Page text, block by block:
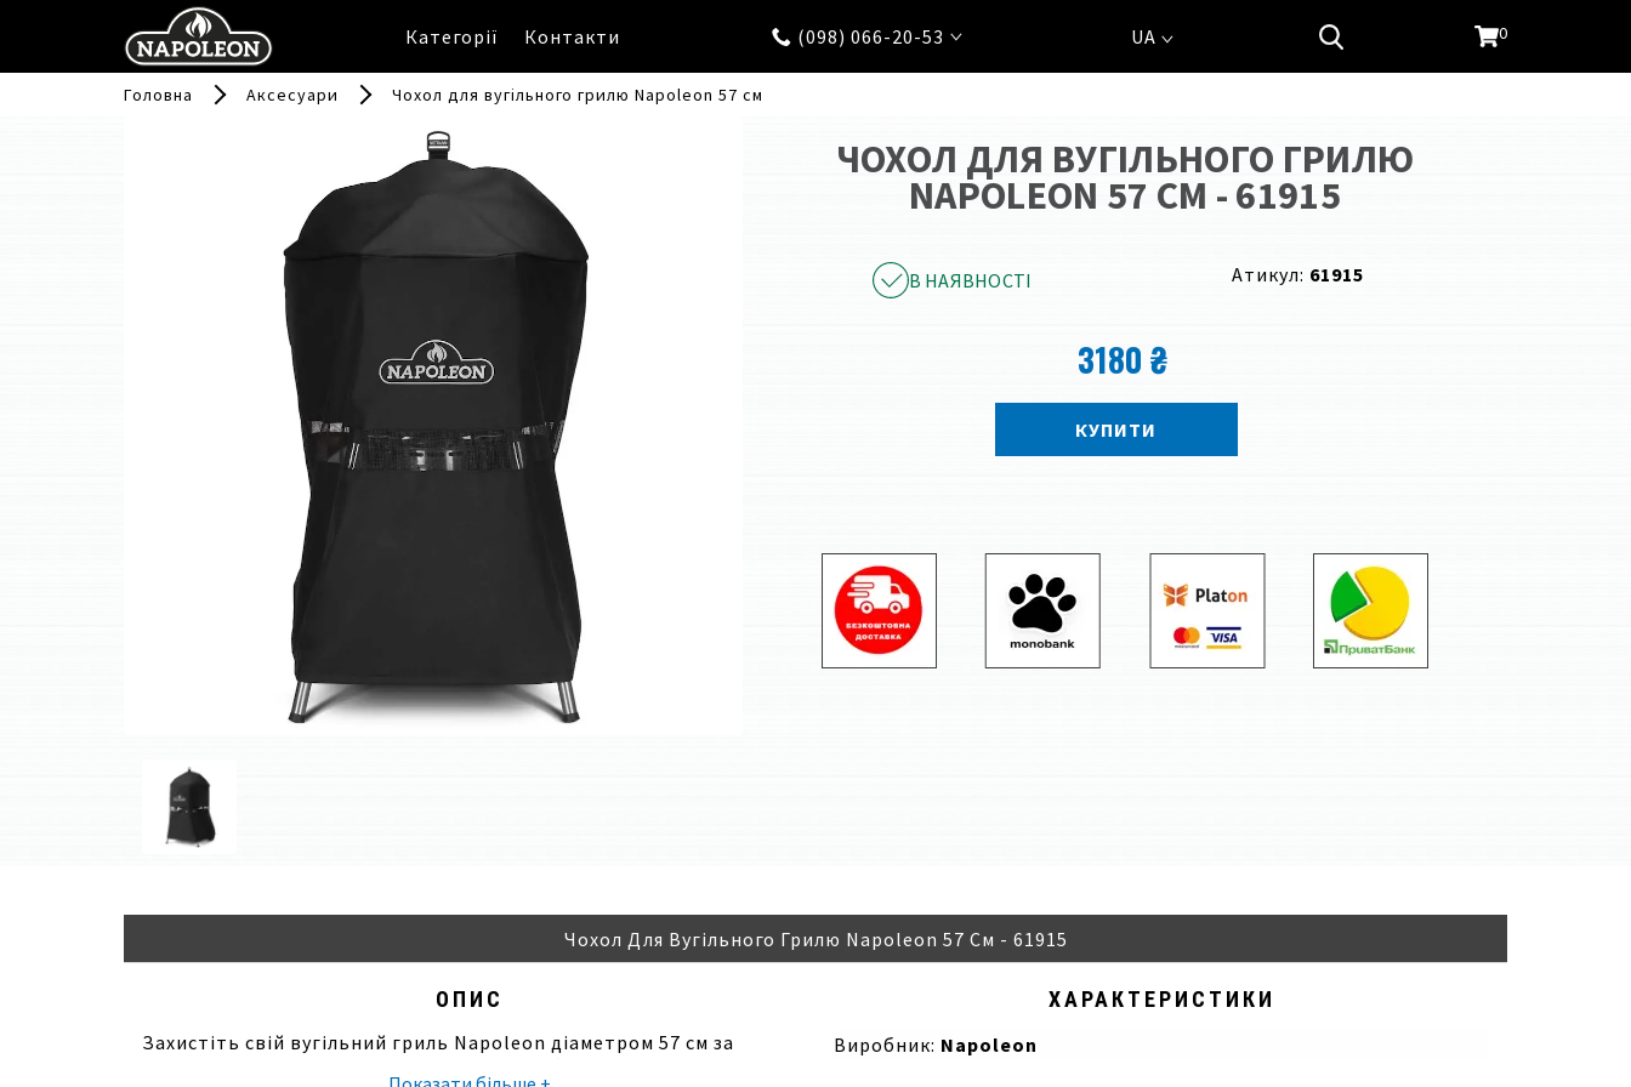
Категорії Контакти (098) 066-20-53 UA 0
Головна Аксесуари Чохол для вугільного грилю Napoleon 57 см
ЧОХОЛ ДЛЯ ВУГІЛЬНОГО ГРИЛЮ
NAPOLEON 57 СМ - 61915
В НАЯВНОСТІ Атикул: 61915
3180 ₴
КУПИТИ
Чохол Для Вугільного Грилю Napoleon 57 См - 61915
ОПИС
Захистіть свій вугільний гриль Napoleon діаметром 57 см за
ХАРАКТЕРИСТИКИ
Виробник: Napoleon